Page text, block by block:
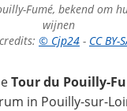
Fumé, bekend om
wijnen
© Cjp24 - CC BY-
Tour du Pouilly-
in Pouilly-sur-